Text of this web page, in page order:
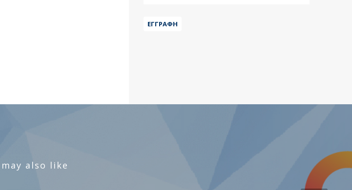
ΕΓΓΡΑΦΉ
may also like